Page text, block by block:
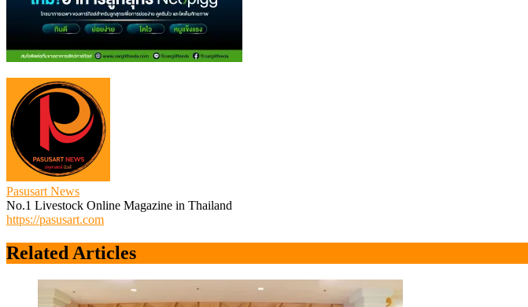
Pasusart News
No.1 Livestock Online Magazine in Thailand
https://pasusart.com
Related Articles